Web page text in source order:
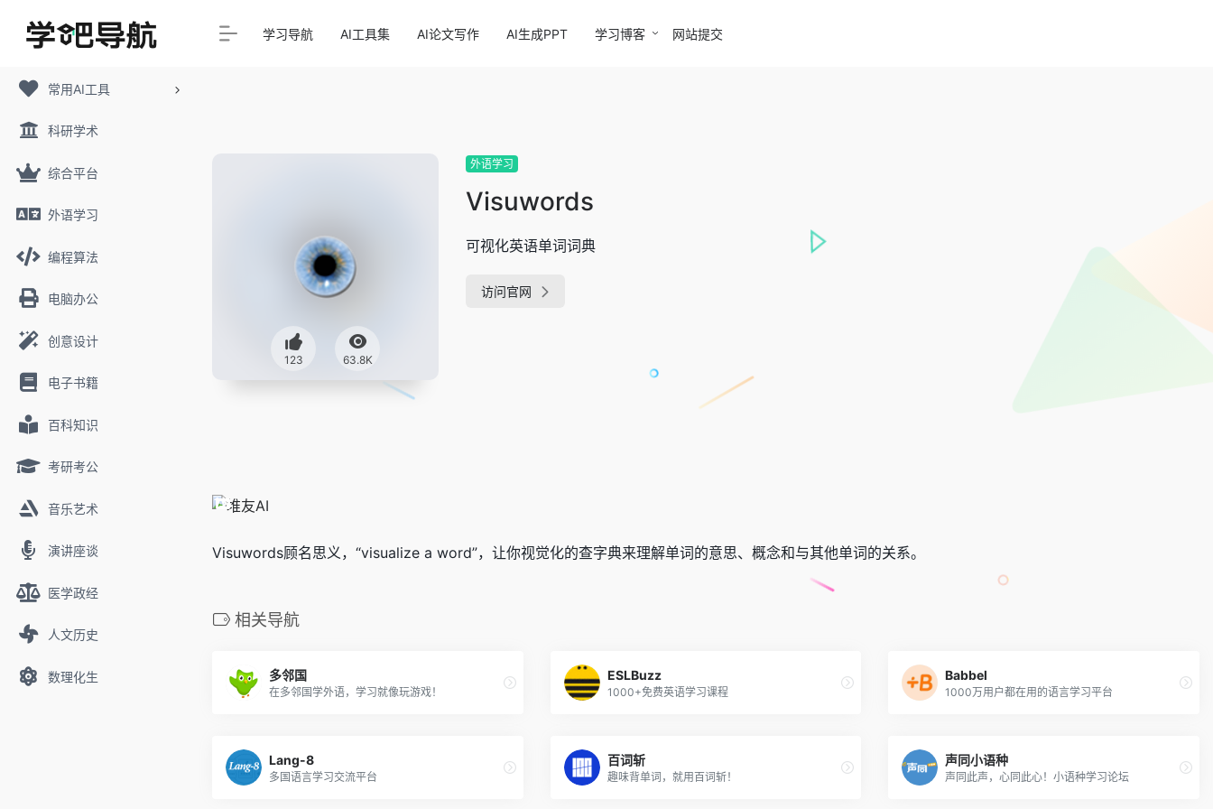
常用AI工具
科研学术
综合平台
外语学习
编程算法
电脑办公
创意设计
电子书籍
百科知识
考研考公
音乐艺术
演讲座谈
医学政经
人文历史
数理化生
学习导航 AI工具集 AI论文写作 AI生成PPT 学习博客 网站提交
123 63.8K
外语学习
Visuwords
可视化英语单词词典
访问官网
Visuwords顾名思义，“visualize a word”，让你视觉化的查字典来理解单词的意思、概念和与其他单词的关系。
相关导航
多邻国
在多邻国学外语，学习就像玩游戏！
ESLBuzz
1000+免费英语学习课程
Babbel
1000万用户都在用的语言学习平台
Lang-8
多国语言学习交流平台
百词斩
趣味背单词，就用百词斩！
声同小语种
声同此声，心同此心！小语种学习论坛